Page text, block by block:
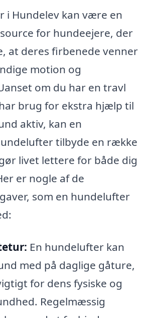
i Hundelev kan være en
for hundeejere, der
at deres firbenede venner
motion og
om du har en travl
brug for ekstra hjælp til
aktiv, kan en
tilbyde en række
livet lettere for både dig
er nogle af de
som en hundelufter
En hundelufter kan
med på daglige gåture,
for dens fysiske og
Regelmæssig